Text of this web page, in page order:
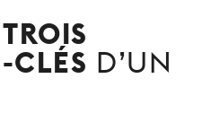
TROIS
CLÉS D’UN